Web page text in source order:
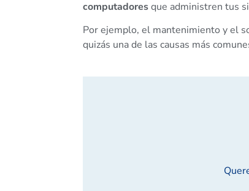
computadoresque administren tus
Por ejemplo, el mantenimiento y el
quizás una de las causas más